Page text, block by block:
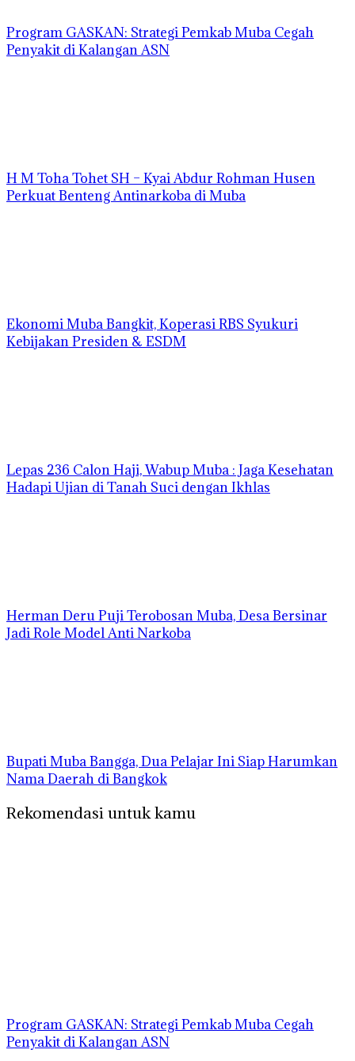
Program GASKAN: Strategi Pemkab Muba Cegah
Penyakit di Kalangan ASN
H M Toha Tohet SH – Kyai Abdur Rohman Husen
Perkuat Benteng Antinarkoba di Muba
Ekonomi Muba Bangkit, Koperasi RBS Syukuri
Kebijakan Presiden & ESDM
Lepas 236 Calon Haji, Wabup Muba : Jaga Kesehatan
Hadapi Ujian di Tanah Suci dengan Ikhlas
Herman Deru Puji Terobosan Muba, Desa Bersinar
Jadi Role Model Anti Narkoba
Bupati Muba Bangga, Dua Pelajar Ini Siap Harumkan
Nama Daerah di Bangkok
Rekomendasi untuk kamu
Program GASKAN: Strategi Pemkab Muba Cegah
Penyakit di Kalangan ASN